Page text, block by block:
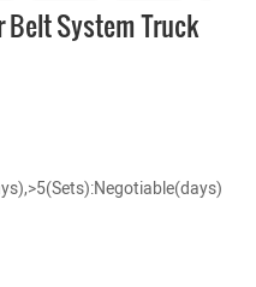
Belt System Truck